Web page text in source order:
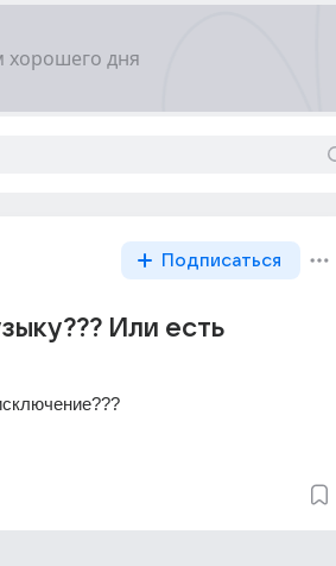
Подписаться
Или есть